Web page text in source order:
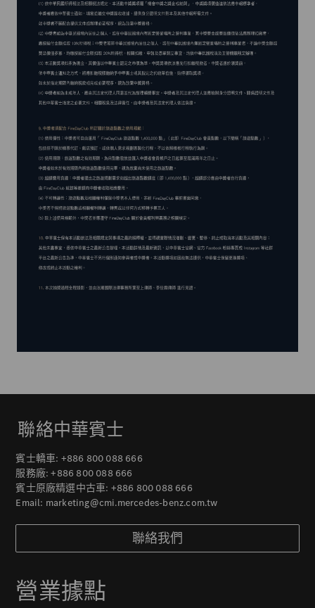
聯絡中華賓士
賓士轎車: +886 800 088 666
服務廠:+886 800 088 666
賓士原廠精選中古車: +886 800 088 666
Email: marketing@cmi.mercedes-benz.com.tw
聯絡我們
營業據點